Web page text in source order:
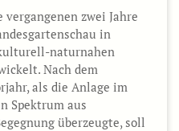
zwei Jahre
in
naturnahen
Nach dem
als die Anlage im
Spektrum aus
überzeugte, soll